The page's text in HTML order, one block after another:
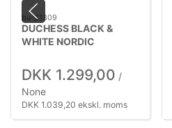
bu-21309
DUCHESS BLACK &
WHITE NORDIC
DKK 1.299,00 /
None
DKK 1.039,20 ekskl. moms